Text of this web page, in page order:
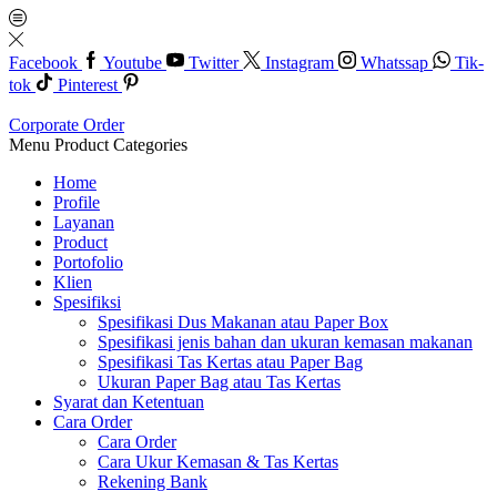
Facebook Youtube Twitter Instagram Whatssap
Tik-
tok
Pinterest
Corporate Order
Menu Product Categories
Home
Profile
Layanan
Product
Portofolio
Klien
Spesifiksi
Spesifikasi Dus Makanan atau Paper Box
Spesifikasi jenis bahan dan ukuran kemasan makanan
Spesifikasi Tas Kertas atau Paper Bag
Ukuran Paper Bag atau Tas Kertas
Syarat dan Ketentuan
Cara Order
Cara Order
Cara Ukur Kemasan & Tas Kertas
Rekening Bank